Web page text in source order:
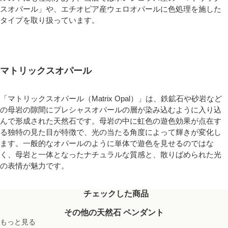
スオパール」や、エチオピア産ウェロオパールに色処理を施した
タイプを取り扱っています。
マトリックスオパール
「マトリックスオパール（Matrix Opal）」は、鉄鉱石や砂岩など
の母岩の隙間にプレシャスオパールの層が染み込むように入り込
んで形成された天然石です。母岩の中に虹色の遊色効果が点在す
る独特の見た目が特徴で、光の当たる角度によって輝きが変化し
ます。一般的なオパールのように単体で遊色を見せるのではな
く、母岩と一体となったナチュラルな質感と、散りばめられた光
の表情が魅力です。
チェックした商品
その他の天然石 ペンダント
もっと見る